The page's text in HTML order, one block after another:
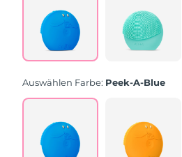
Link
derselben
Seite.
Auswählen Farbe: Peek-A-Blue